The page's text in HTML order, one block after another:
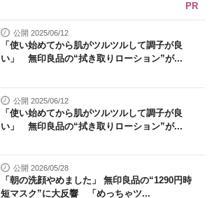
PR
公開 2025/06/12
「使い始めてから肌がツルツルして調子が良
い」 無印良品の“拭き取りローション”が...
公開 2025/06/12
「使い始めてから肌がツルツルして調子が良
い」 無印良品の“拭き取りローション”が...
公開 2026/05/28
「朝の洗顔やめました」 無印良品の“1290円時
短マスク”に大反響 「めっちゃツ...